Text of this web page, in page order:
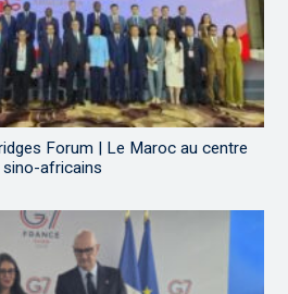
Forum | Le Maroc au centre
sino-africains